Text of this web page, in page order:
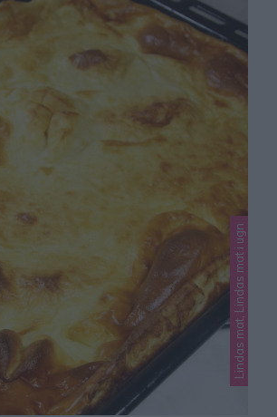
Lindas mat, Lindas mat i ugn